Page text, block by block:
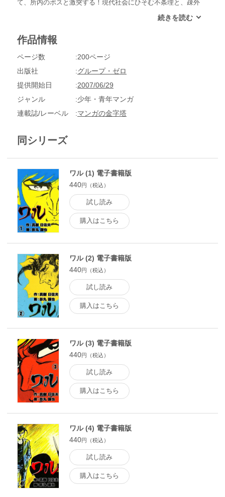
て、所内のボスと激突する！現代社会にひそむ不条理と、疎外
作品情報
ページ数
200ページ
出版社
グループ・ゼロ
提供開始日
2007/06/29
ジャンル
少年・青年マンガ
連載誌/レーベル
マンガの金字塔
同シリーズ
ワル (1) 電子書籍版
440円（税込）
試し読み
購入はこちら
ワル (2) 電子書籍版
440円（税込）
試し読み
購入はこちら
ワル (3) 電子書籍版
440円（税込）
試し読み
購入はこちら
ワル (4) 電子書籍版
440円（税込）
試し読み
購入はこちら